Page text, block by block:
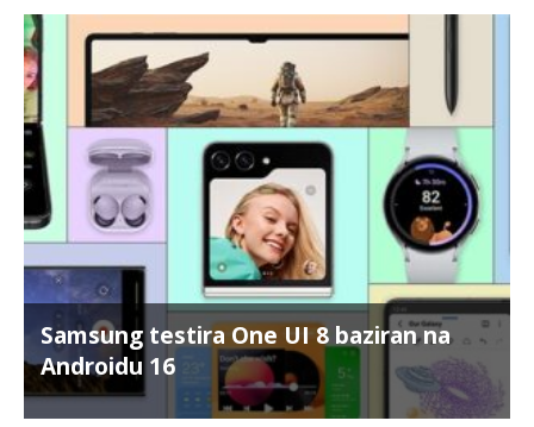
Samsung testira One UI 8 baziran na
Androidu 16